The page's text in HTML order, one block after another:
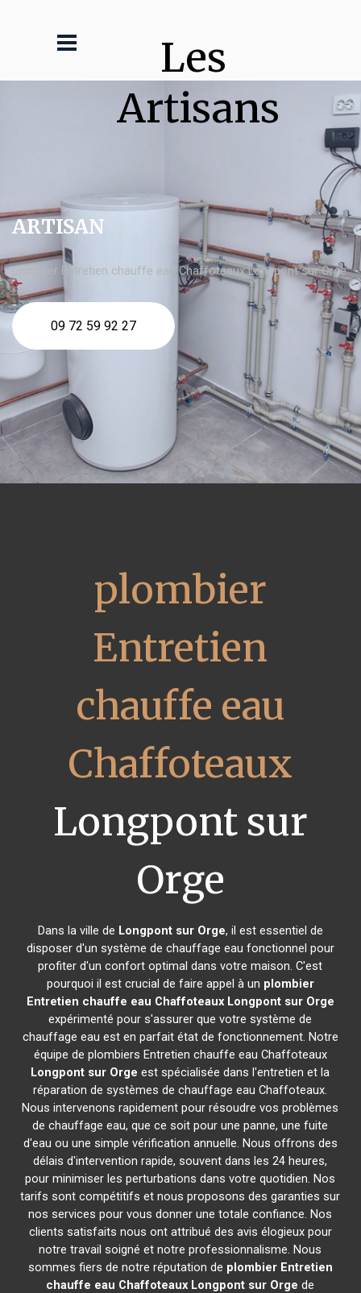
Les
Artisans
ARTISAN
plombier Entretien chauffe eau Chaffoteaux Longpont sur Orge
09 72 59 92 27
plombier
Entretien
chauffe eau
Chaffoteaux
Longpont sur
Orge
Dans la ville de Longpont sur Orge, il est essentiel de
disposer d'un système de chauffage eau fonctionnel pour
profiter d'un confort optimal dans votre maison. C'est
pourquoi il est crucial de faire appel à un plombier
Entretien chauffe eau Chaffoteaux Longpont sur Orge
expérimenté pour s'assurer que votre système de
chauffage eau est en parfait état de fonctionnement. Notre
équipe de plombiers Entretien chauffe eau Chaffoteaux
Longpont sur Orge est spécialisée dans l'entretien et la
réparation de systèmes de chauffage eau Chaffoteaux.
Nous intervenons rapidement pour résoudre vos problèmes
de chauffage eau, que ce soit pour une panne, une fuite
d'eau ou une simple vérification annuelle. Nous offrons des
délais d'intervention rapide, souvent dans les 24 heures,
pour minimiser les perturbations dans votre quotidien. Nos
tarifs sont compétitifs et nous proposons des garanties sur
nos services pour vous donner une totale confiance. Nos
clients satisfaits nous ont attribué des avis élogieux pour
notre travail soigné et notre professionnalisme. Nous
sommes fiers de notre réputation de plombier Entretien
chauffe eau Chaffoteaux Longpont sur Orge de